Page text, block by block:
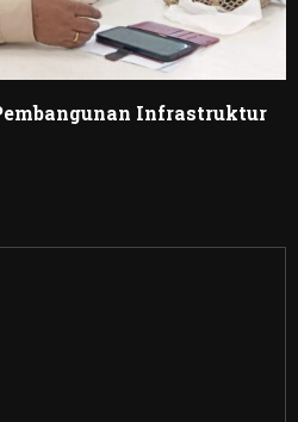
Infrastruktur